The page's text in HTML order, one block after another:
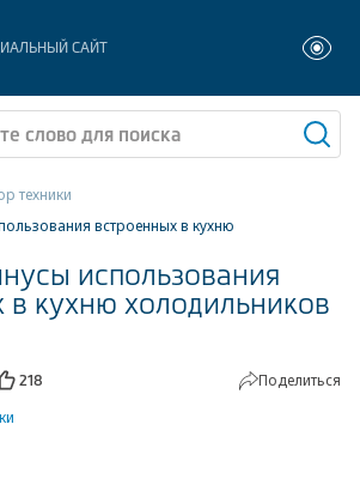
САЙТ
и морозильники
и сушильные машины
техники
использования
в кухню холодильников
218
Поделиться